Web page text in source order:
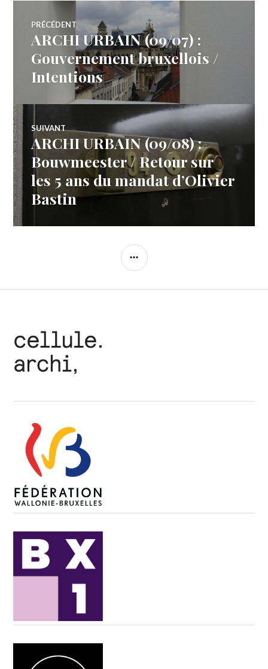
Navigation
de
l’article
PRÉCÉDENT
Article
précédent :
ARCHI URBAIN (09/07) :
Gouvernement bruxellois /
Intentions
SUIVANT
Article
Suivant:
ARCHI URBAIN (09/08) :
Bouwmeester / Retour sur
les 5 ans du mandat d’Olivier
Bastin
COLONNE